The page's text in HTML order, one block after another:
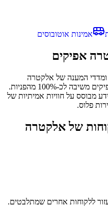
אמינות אוטובוסים
אפיקים
ומדדי המענה של אלקטרה
אפיקים. לפי הנתונים שלנו אלקטרה אפיקים משיבה לכ-100% מהפניות.
הוא 0 דק'. כל המידע מבוסס על חוויות אמיתיות של
פלוס.
שלאלקטרה
ללקוחות אחרים שמתלבטים.